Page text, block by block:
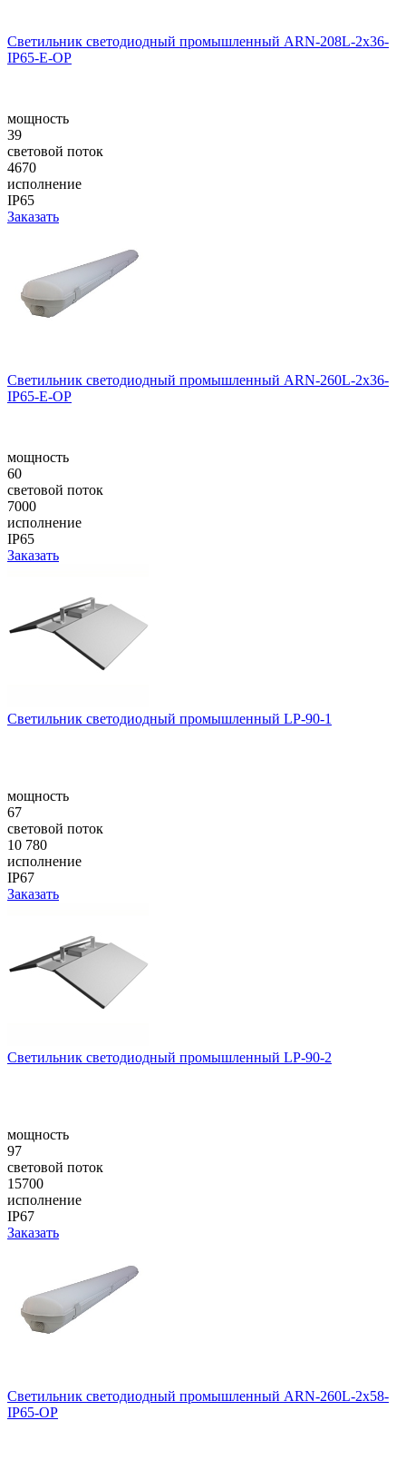
Cветильник cветодиодный промышленный ARN-208L-2x36-
IP65-E-OP
мощность
39
световой поток
4670
исполнение
IP65
Заказать
Светильник светодиодный промышленный ARN-260L-2x36-
IP65-E-OP
мощность
60
световой поток
7000
исполнение
IP65
Заказать
Светильник светодиодный промышленный LP-90-1
мощность
67
световой поток
10 780
исполнение
IP67
Заказать
Светильник светодиодный промышленный LP-90-2
мощность
97
световой поток
15700
исполнение
IP67
Заказать
Светильник светодиодный промышленный ARN-260L-2x58-
IP65-OP